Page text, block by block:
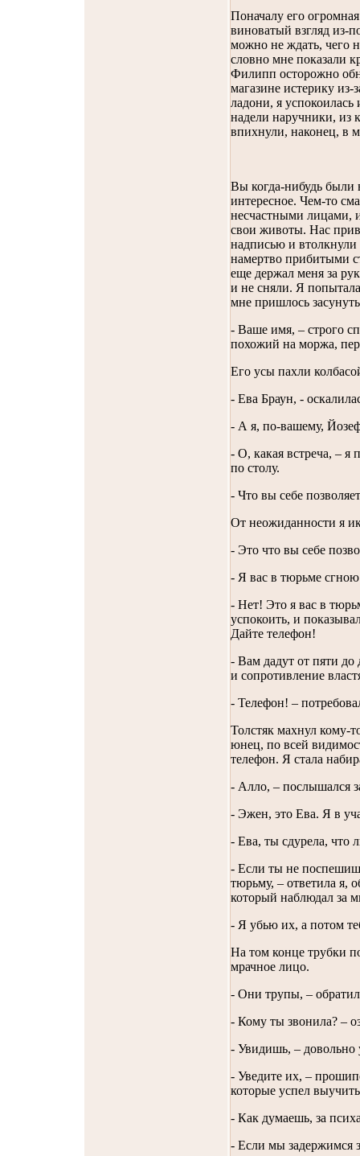
Поначалу его
виноватый взгляд из-
можно не ждать, чего
словно мне показали
Филипп осторожно
магазине истерику из-
ладони, я
надели наручники, из
впихнули, наконец, в
Вы когда-нибудь были
интересное. Чем-то
несчастными лицами,
свои животы. Нас
надписью и
намертво прибитыми
еще держал меня за
и не сняли. Я
мне пришлось
- Ваше имя, – строго
похожий на моржа,
Его усы пахли
- Ева Браун, -
- А я, по-вашему, Йозеф
- О, какая встреча, – я
по столу.
- Что вы себе
От неожиданности я
- Это что вы себе
- Я вас в тюрьме
- Нет! Это я вас в
успокоить, и
Дайте телефон!
- Вам дадут от пяти до
и сопротивление
- Телефон! –
Толстяк махнул кому-
юнец, по всей
телефон. Я стала
- Алло, – послышался
- Эжен, это Ева. Я в
- Ева, ты сдурела, что
- Если ты не
тюрьму, – ответила я,
который наблюдал за
- Я убью их, а потом
На том конце трубки
мрачное лицо.
- Они трупы, –
- Кому ты звонила? –
- Увидишь, – довольно
- Уведите их, –
которые успел
- Как думаешь, за
- Если мы задержимся